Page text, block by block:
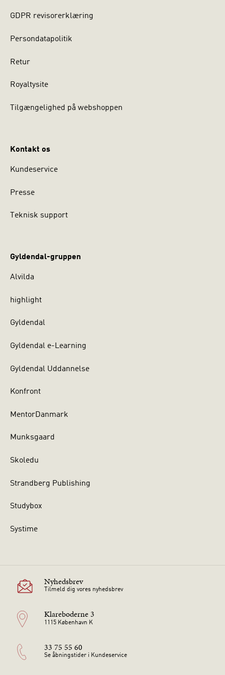
GDPR revisorerklæring
Persondatapolitik
Retur
Royaltysite
Tilgængelighed på webshoppen
Kontakt os
Kundeservice
Presse
Teknisk support
Gyldendal-gruppen
Alvilda
highlight
Gyldendal
Gyldendal e-Learning
Gyldendal Uddannelse
Konfront
MentorDanmark
Munksgaard
Skoledu
Strandberg Publishing
Studybox
Systime
Nyhedsbrev
Tilmeld dig vores nyhedsbrev
Klareboderne 3
1115 København K
33 75 55 60
Se åbningstider i Kundeservice